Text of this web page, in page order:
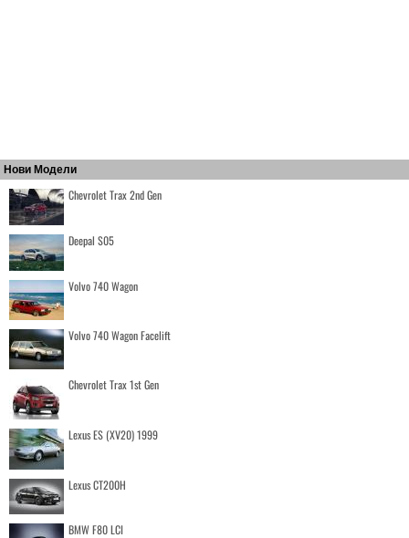
Нови Модели
Chevrolet Trax 2nd Gen
Deepal S05
Volvo 740 Wagon
Volvo 740 Wagon Facelift
Chevrolet Trax 1st Gen
Lexus ES (XV20) 1999
Lexus CT200H
BMW F80 LCI